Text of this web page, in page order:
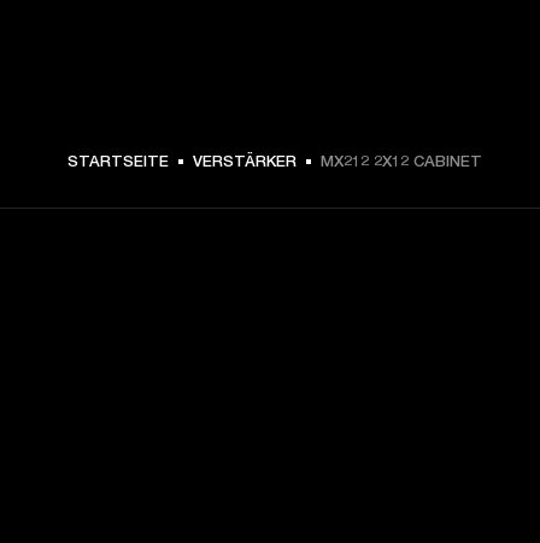
CHF 399 -
STARTSEITE VERSTÄRKER MX212 2X12 CABINET